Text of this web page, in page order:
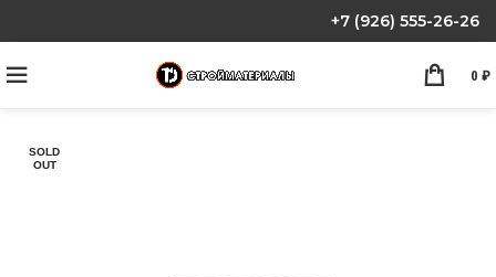
+7 (926) 555-26-26
0 ₽
SOLD
OUT